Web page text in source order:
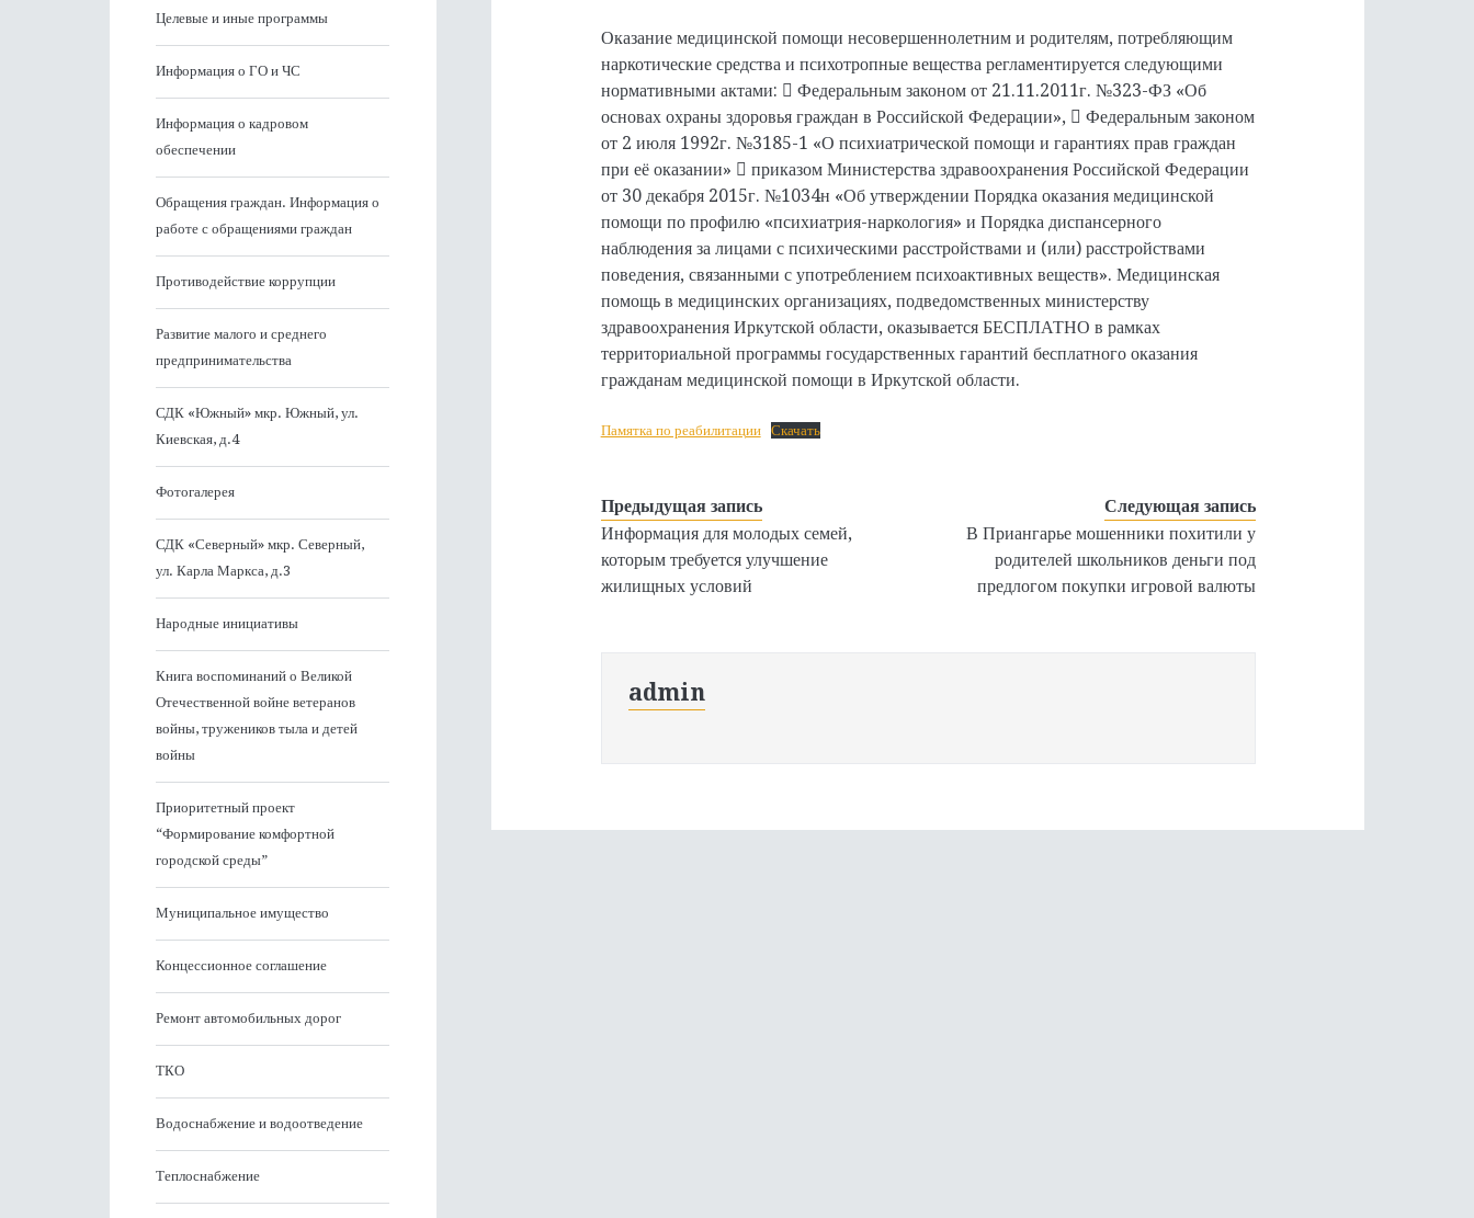
Оказание медицинской помощи несовершеннолетним и родителям, потребляющим
наркотические средства и психотропные вещества регламентируется следующими
нормативными актами:  Федеральным законом от 21.11.2011г. №323-ФЗ «Об
основах охраны здоровья граждан в Российской Федерации»,  Федеральным законом
от 2 июля 1992г. №3185-1 «О психиатрической помощи и гарантиях прав граждан
при её оказании»  приказом Министерства здравоохранения Российской Федерации
от 30 декабря 2015г. №1034н «Об утверждении Порядка оказания медицинской
помощи по профилю «психиатрия-наркология» и Порядка диспансерного
наблюдения за лицами с психическими расстройствами и (или) расстройствами
поведения, связанными с употреблением психоактивных веществ». Медицинская
помощь в медицинских организациях, подведомственных министерству
здравоохранения Иркутской области, оказывается БЕСПЛАТНО в рамках
территориальной программы государственных гарантий бесплатного оказания
гражданам медицинской помощи в Иркутской области.
Памятка по реабилитации Скачать
Предыдущая запись
Информация для молодых семей,
которым требуется улучшение
жилищных условий
Следующая запись
В Приангарье мошенники похитили у
родителей школьников деньги под
предлогом покупки игровой валюты
admin
Целевые и иные программы
Информация о ГО и ЧС
Информация о кадровом
обеспечении
Обращения граждан. Информация о
работе с обращениями граждан
Противодействие коррупции
Развитие малого и среднего
предпринимательства
СДК «Южный» мкр. Южный, ул.
Киевская, д.4
Фотогалерея
СДК «Северный» мкр. Северный,
ул. Карла Маркса, д.3
Народные инициативы
Книга воспоминаний о Великой
Отечественной войне ветеранов
войны, тружеников тыла и детей
войны
Приоритетный проект
“Формирование комфортной
городской среды”
Муниципальное имущество
Концессионное соглашение
Ремонт автомобильных дорог
ТКО
Водоснабжение и водоотведение
Теплоснабжение